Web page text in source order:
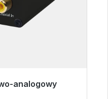
analogowy
wysyłki, czas